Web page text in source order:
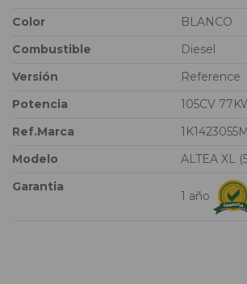
Color
BLANCO
Combustible
Diesel
Versión
Reference
Potencia
105CV
Ref.Marca
1K1423055M
Modelo
ALTEA XL
Garantia
1 año